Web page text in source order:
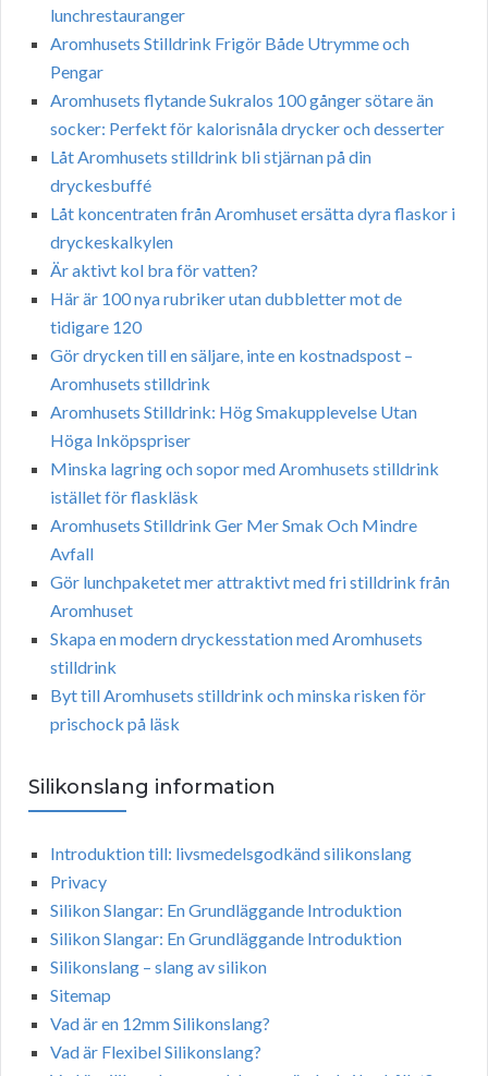
lunchrestauranger
Aromhusets Stilldrink Frigör Både Utrymme och
Pengar
Aromhusets flytande Sukralos 100 gånger sötare än
socker: Perfekt för kalorisnåla drycker och desserter
Låt Aromhusets stilldrink bli stjärnan på din
dryckesbuffé
Låt koncentraten från Aromhuset ersätta dyra flaskor i
dryckeskalkylen
Är aktivt kol bra för vatten?
Här är 100 nya rubriker utan dubbletter mot de
tidigare 120
Gör drycken till en säljare, inte en kostnadspost –
Aromhusets stilldrink
Aromhusets Stilldrink: Hög Smakupplevelse Utan
Höga Inköpspriser
Minska lagring och sopor med Aromhusets stilldrink
istället för flaskläsk
Aromhusets Stilldrink Ger Mer Smak Och Mindre
Avfall
Gör lunchpaketet mer attraktivt med fri stilldrink från
Aromhuset
Skapa en modern dryckesstation med Aromhusets
stilldrink
Byt till Aromhusets stilldrink och minska risken för
prischock på läsk
Silikonslang information
Introduktion till: livsmedelsgodkänd silikonslang
Privacy
Silikon Slangar: En Grundläggande Introduktion
Silikon Slangar: En Grundläggande Introduktion
Silikonslang – slang av silikon
Sitemap
Vad är en 12mm Silikonslang?
Vad är Flexibel Silikonslang?